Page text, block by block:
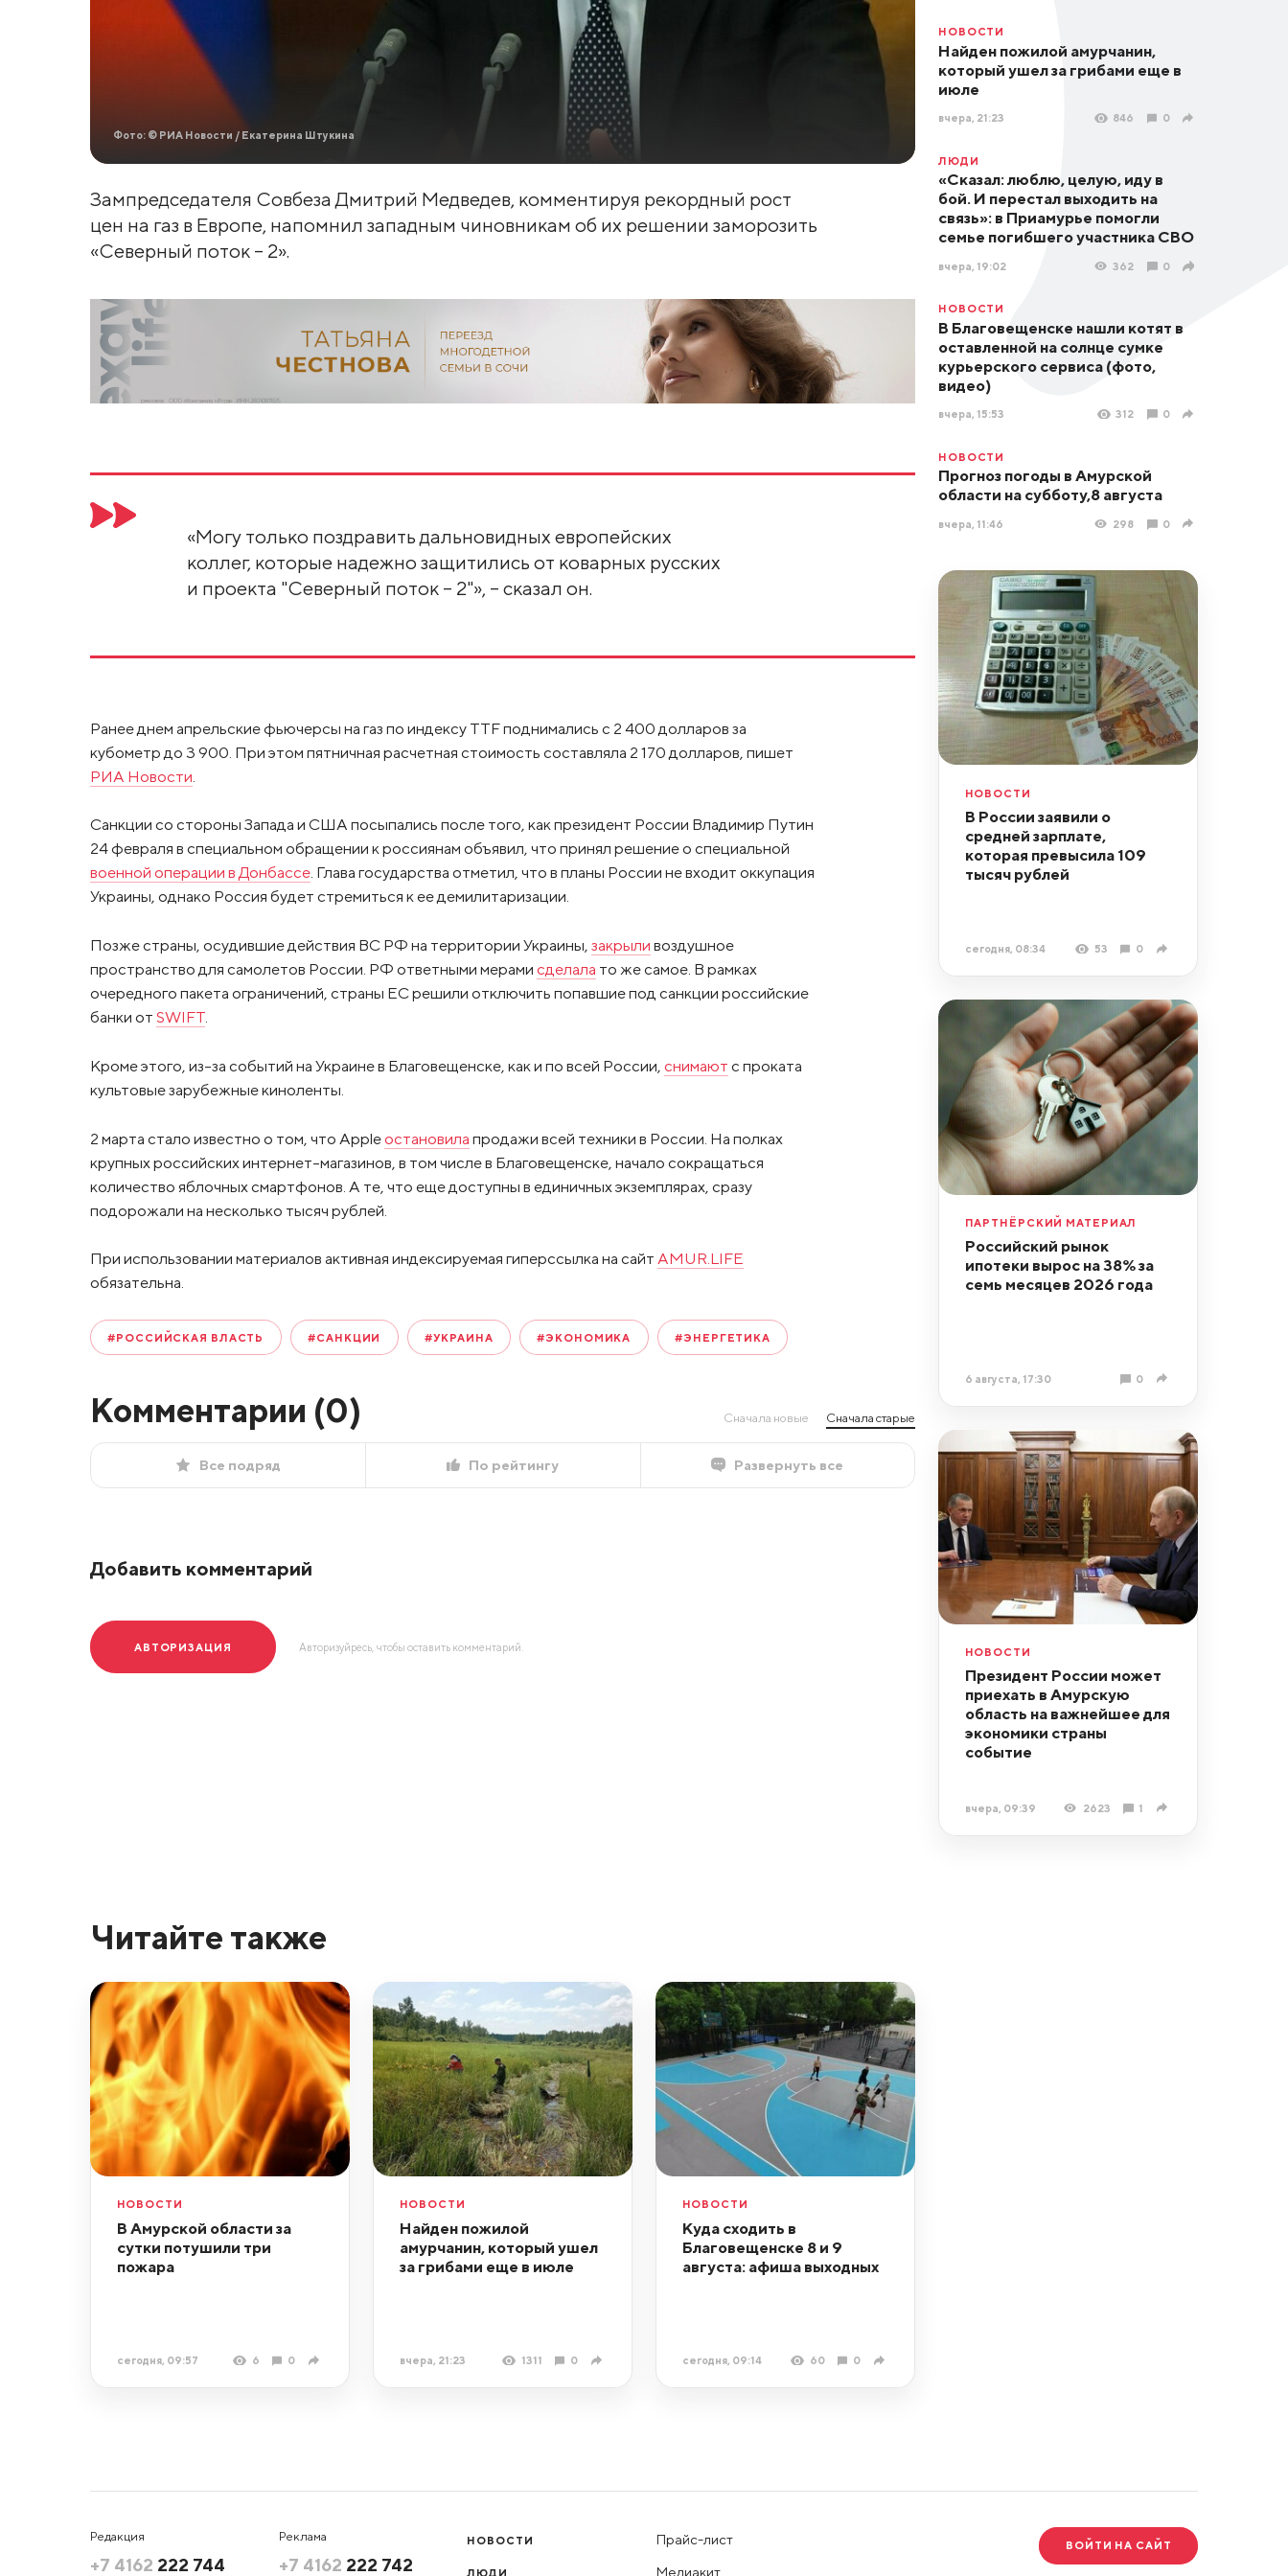
Фото: © РИА Новости / Екатерина Штукина
Зампредседателя Совбеза Дмитрий Медведев, комментируя рекордный рост
цен на газ в Европе, напомнил западным чиновникам об их решении заморозить
«Северный поток – 2».
«Могу только поздравить дальновидных европейских
коллег, которые надежно защитились от коварных русских
и проекта "Северный поток – 2"», – сказал он.
Ранее днем апрельские фьючерсы на газ по индексу TTF поднимались с 2 400 долларов за
кубометр до 3 900. При этом пятничная расчетная стоимость составляла 2 170 долларов, пишет
РИА Новости
Санкции со стороны Запада и США посыпались после того, как президент России Владимир Путин
24 февраля в специальном обращении к россиянам объявил, что принял решение о специальной
военной операции в Донбассе. Глава государства отметил, что в планы России не входит оккупация
Украины, однако Россия будет стремиться к ее демилитаризации.
Позже страны, осудившие действия ВС РФ на территории Украины, закрыли воздушное
пространство для самолетов России. РФ ответными мерами сделала то же самое. В рамках
очередного пакета ограничений, страны ЕС решили отключить попавшие под санкции российские
банки от SWIFT.
Кроме этого, из-за событий на Украине в Благовещенске, как и по всей России, снимают с проката
культовые зарубежные киноленты.
2 марта стало известно о том, что Appleостановила продажи всей техники в России. На полках
крупных российских интернет-магазинов, в том числе в Благовещенске, начало сокращаться
количество яблочных смартфонов. А те, что еще доступны в единичных экземплярах, сразу
подорожали на несколько тысяч рублей.
При использовании материалов активная индексируемая гиперссылка на сайт AMUR.LIFE
обязательна.
#РОССИЙСКАЯ ВЛАСТЬ #САНКЦИИ #УКРАИНА #ЭКОНОМИКА #ЭНЕРГЕТИКА
Комментарии (0) Сначала новые Сначала старые
Все подряд По рейтингу Развернуть все
Добавить комментарий
АВТОРИЗАЦИЯ Авторизуйресь, чтобы оставить комментарий.
НОВОСТИ
Найден пожилой амурчанин,
который ушел за грибами еще в
июле
вчера, 21:23 846 0
ЛЮДИ
«Сказал: люблю, целую, иду в
бой. И перестал выходить на
связь»: в Приамурье помогли
семье погибшего участника СВО
вчера, 19:02 362 0
НОВОСТИ
В Благовещенске нашли котят в
оставленной на солнце сумке
курьерского сервиса (фото,
видео)
вчера, 15:53 312 0
НОВОСТИ
Прогноз погоды в Амурской
области на субботу,8 августа
вчера, 11:46 298 0
НОВОСТИ
В России заявили о
средней зарплате,
которая превысила 109
тысяч рублей
сегодня, 08:34 53 0
ПАРТНЁРСКИЙ МАТЕРИАЛ
Российский рынок
ипотеки вырос на 38% за
семь месяцев 2026 года
6 августа, 17:30 0
НОВОСТИ
Президент России может
приехать в Амурскую
область на важнейшее для
экономики страны
событие
вчера, 09:39 2623 1
Читайте также
НОВОСТИ
В Амурской области за
сутки потушили три
пожара
сегодня, 09:57 6 0
НОВОСТИ
Найден пожилой
амурчанин, который ушел
за грибами еще в июле
вчера, 21:23 1311 0
НОВОСТИ
Куда сходить в
Благовещенске 8 и 9
августа: афиша выходных
сегодня, 09:14 60 0
Редакция
+7 4162 222 744
Реклама
+7 4162 222 742
НОВОСТИ
ЛЮДИ
Прайс-лист
Медиакит
ВОЙТИ НА САЙТ